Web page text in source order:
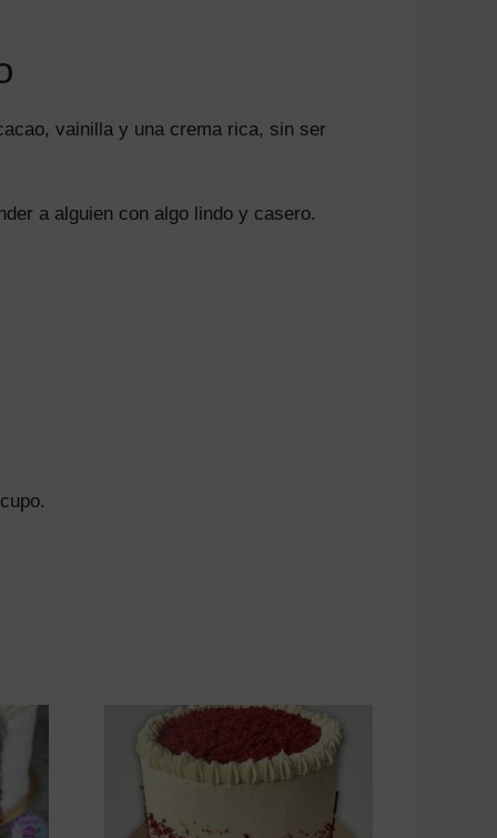
vainilla y una crema rica, sin ser
a alguien con algo lindo y casero.